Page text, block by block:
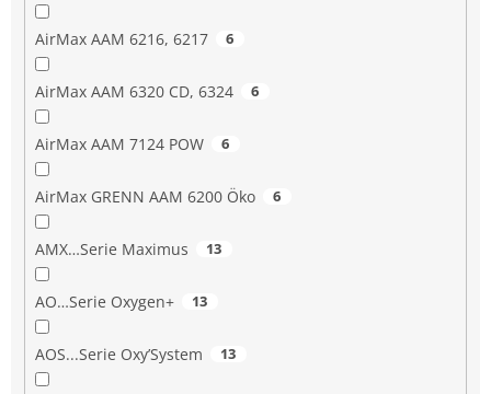
AirMax AAM 6216, 6217 6
AirMax AAM 6320 CD, 6324 6
AirMax AAM 7124 POW 6
AirMax GRENN AAM 6200 Öko 6
AMX…Serie Maximus 13
AO…Serie Oxygen+ 13
AOS...Serie Oxy’System 13